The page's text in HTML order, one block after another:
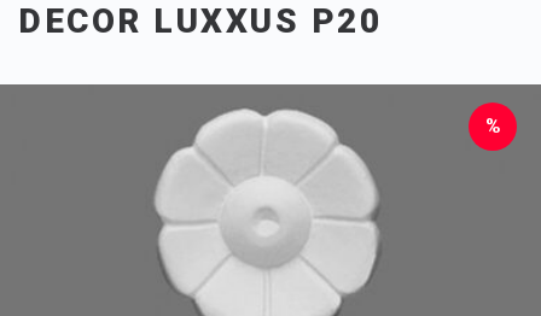
DECOR LUXXUS P20